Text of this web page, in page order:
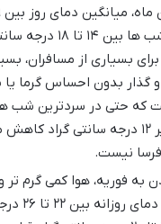
سانتی گراد و شب ها
بسیاری از مسافران،
گذار بدون احساس گرما
که حتی در سردترین شب
به ندرت به زیر ۱۲ درجه سانتی
نیست.
به فوریه، هوا کمی گرم تر
شود.